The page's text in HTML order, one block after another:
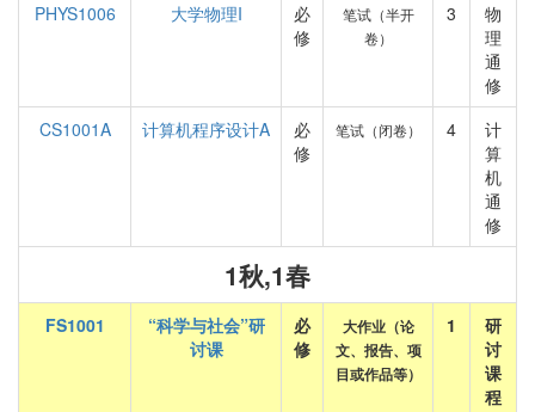
PHYS1006
大学物理I
必
修
笔试（半开
卷）
3
物
理
通
修
CS1001A
计算机程序设计A
必
修
笔试（闭卷） 4
计
算
机
通
修
1秋,1春
FS1001
“科学与社会”研
讨课
必
修
大作业（论
文、报告、项
目或作品等）
1
研
讨
课
程